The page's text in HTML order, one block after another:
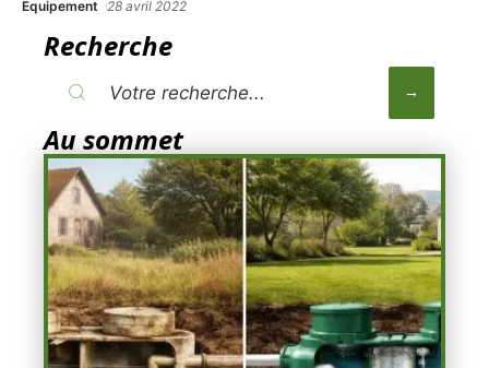
Equipement 28 avril 2022
Recherche
Au sommet